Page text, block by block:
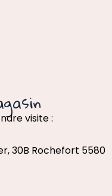
visite :
30B Rochefort 5580